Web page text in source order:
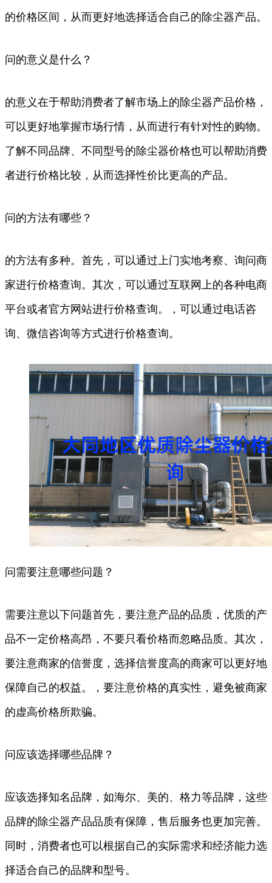
的价格区间，从而更好地选择适合自己的除尘器产品。
问的意义是什么？
的意义在于帮助消费者了解市场上的除尘器产品价格，
可以更好地掌握市场行情，从而进行有针对性的购物。
了解不同品牌、不同型号的除尘器价格也可以帮助消费
者进行价格比较，从而选择性价比更高的产品。
问的方法有哪些？
的方法有多种。首先，可以通过上门实地考察、询问商
家进行价格查询。其次，可以通过互联网上的各种电商
平台或者官方网站进行价格查询。，可以通过电话咨
询、微信咨询等方式进行价格查询。
问需要注意哪些问题？
需要注意以下问题首先，要注意产品的品质，优质的产
品不一定价格高昂，不要只看价格而忽略品质。其次，
要注意商家的信誉度，选择信誉度高的商家可以更好地
保障自己的权益。，要注意价格的真实性，避免被商家
的虚高价格所欺骗。
问应该选择哪些品牌？
应该选择知名品牌，如海尔、美的、格力等品牌，这些
品牌的除尘器产品品质有保障，售后服务也更加完善。
同时，消费者也可以根据自己的实际需求和经济能力选
择适合自己的品牌和型号。